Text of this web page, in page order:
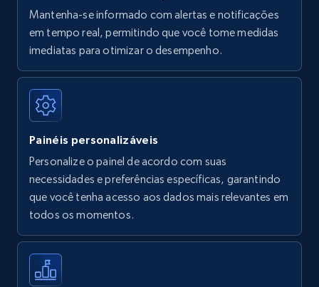
Amazon Reviews
URL, Product name, Product rating, Product
Author name, Asin, and more.
7.4K+ 872+
Walmart - products
Specifications, Image urls, Top reviews, and
more.
Mantenha-se informado com alertas e notificações
em tempo real, permitindo que você tome medidas
imediatas para otimizar o desempenho.
Painéis personalizáveis
Personalize o painel de acordo com suas
necessidades e preferências específicas, garantindo
que você tenha acesso aos dados mais relevantes em
todos os momentos.